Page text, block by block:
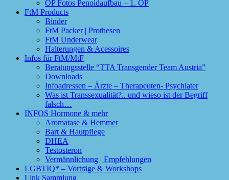
OP Fotos Penoidaufbau – 1. OP
FtM Products
Binder
FtM Packer | Prothesen
FtM Underwear
Halterungen & Acessoires
Infos für FtM/MtF
Beratungsstelle “TTA Transgender Team Austria”
Downloads
Infoadressen – Ärzte – Therapeuten- Psychiater
Was ist Transsexualität?.. und wieso ist der Begriff
falsch…
INFOS Hormone & mehr
Aromatase & Hemmer
Bart & Hautpflege
DHEA
Testosteron
Vermännlichung | Empfehlungen
LGBTIQ* – Vorträge & Workshops
Link Sammlung